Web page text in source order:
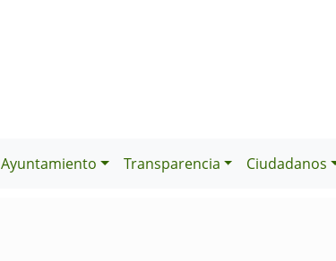
Ayuntamiento Transparencia Ciudadanos